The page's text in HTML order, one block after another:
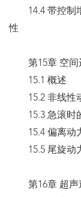
14.4 带控制增
性
第15章 空间
15.1 概述
15.2 非线性
15.3 急滚时
15.4 偏离动
15.5 尾旋动
第16章 超声